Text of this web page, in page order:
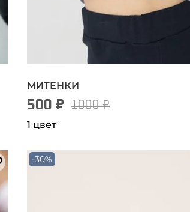
МИТЕНКИ
500 ₽ 1000 ₽
1 цвет
-30%